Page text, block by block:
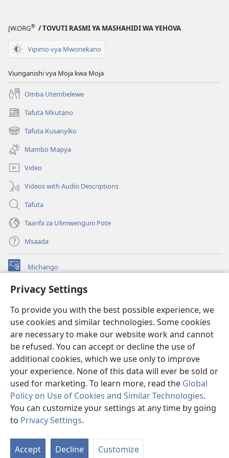
Privacy Settings
To provide you with the best possible experience, we
use cookies and similar technologies. Some cookies
are necessary to make our website work and cannot
be refused. You can accept or decline the use of
additional cookies, which we use only to improve
your experience. None of this data will ever be sold or
used for marketing. To learn more, read the Global
Policy on Use of Cookies and Similar Technologies.
You can customize your settings at any time by going
to Privacy Settings.
Accept Decline Customize
JW.ORG® / TOVUTI RASMI YA MASHAHIDI WA YEHOVA
Vipimo vya Mwonekano
Viunganishi vya Moja kwa Moja
Omba Utembelewe
Tafuta Mkutano
(opens
new
window)
Tafuta Kusanyiko
(opens
new
window)
Mambo Mapya
Video
Videos with Audio Descriptions
Tafuta
Taarifa za Ulimwenguni Pote
Msaada
Michango
(opens
window)Watchtower MAKTABA KWENYE MTANDAO™
new
window)JW Hub ®
(opens
new
window)
®
Watchtower Library
Copyright© 2026 Watch Tower Bible and Tract Society of Pennsylvania.
MASHARTI YA MATUMIZI